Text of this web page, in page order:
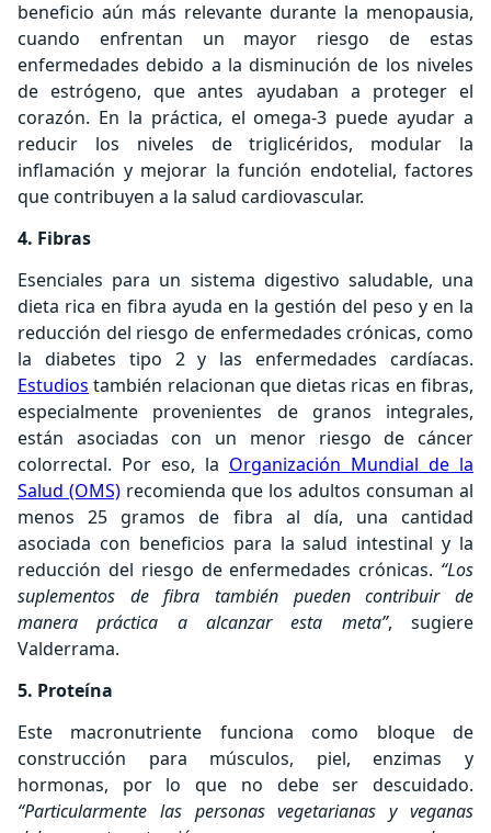
beneficio aún más relevante durante la menopausia,
cuando enfrentan un mayor riesgo de estas
enfermedades debido a la disminución de los niveles
de estrógeno, que antes ayudaban a proteger el
corazón. En la práctica, el omega-3 puede ayudar a
reducir los niveles de triglicéridos, modular la
inflamación y mejorar la función endotelial, factores
que contribuyen a la salud cardiovascular.
4. Fibras
Esenciales para un sistema digestivo saludable, una
dieta rica en fibra ayuda en la gestión del peso y en la
reducción del riesgo de enfermedades crónicas, como
la diabetes tipo 2 y las enfermedades cardíacas.
Estudios también relacionan que dietas ricas en fibras,
especialmente provenientes de granos integrales,
están asociadas con un menor riesgo de cáncer
colorrectal. Por eso, la Organización Mundial de la
Salud (OMS) recomienda que los adultos consuman al
menos 25 gramos de fibra al día, una cantidad
asociada con beneficios para la salud intestinal y la
reducción del riesgo de enfermedades crónicas. “Los
suplementos de fibra también pueden contribuir de
manera práctica a alcanzar esta meta”, sugiere
Valderrama.
5. Proteína
Este macronutriente funciona como bloque de
construcción para músculos, piel, enzimas y
hormonas, por lo que no debe ser descuidado.
“Particularmente las personas vegetarianas y veganas